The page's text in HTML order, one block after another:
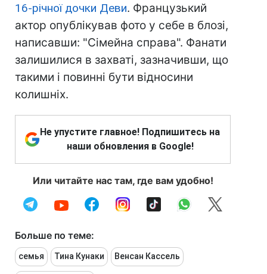
16-річної дочки Деви. Французький
актор опублікував фото у себе в блозі,
написавши: "Сімейна справа". Фанати
залишилися в захваті, зазначивши, що
такими і повинні бути відносини
колишніх.
Не упустите главное! Подпишитесь на
наши обновления в Google!
Или читайте нас там, где вам удобно!
Больше по теме:
семья Тина Кунаки Венсан Кассель